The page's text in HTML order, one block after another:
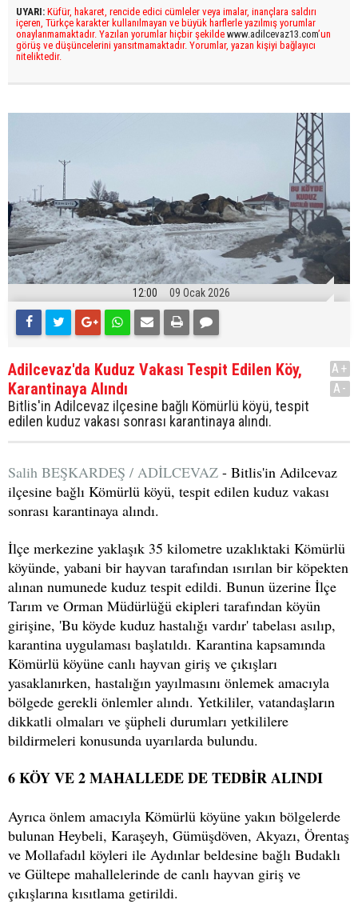
UYARI: Küfür, hakaret, rencide edici cümleler veya imalar, inançlara saldırı
içeren, Türkçe karakter kullanılmayan ve büyük harflerle yazılmış yorumlar
onaylanmamaktadır. Yazılan yorumlar hiçbir şekilde www.adilcevaz13.com’un
görüş ve düşüncelerini yansıtmamaktadır. Yorumlar, yazan kişiyi bağlayıcı
niteliktedir.
12:00 09 Ocak 2026
Adilcevaz'da Kuduz Vakası Tespit Edilen Köy,
Karantinaya Alındı
Bitlis'in Adilcevaz ilçesine bağlı Kömürlü köyü, tespit
edilen kuduz vakası sonrası karantinaya alındı.
A+
A-
Salih BEŞKARDEŞ / ADİLCEVAZ - Bitlis'in Adilcevaz
ilçesine bağlı Kömürlü köyü, tespit edilen kuduz vakası
sonrası karantinaya alındı.
İlçe merkezine yaklaşık 35 kilometre uzaklıktaki Kömürlü
köyünde, yabani bir hayvan tarafından ısırılan bir köpekten
alınan numunede kuduz tespit edildi. Bunun üzerine İlçe
Tarım ve Orman Müdürlüğü ekipleri tarafından köyün
girişine, 'Bu köyde kuduz hastalığı vardır' tabelası asılıp,
karantina uygulaması başlatıldı. Karantina kapsamında
Kömürlü köyüne canlı hayvan giriş ve çıkışları
yasaklanırken, hastalığın yayılmasını önlemek amacıyla
bölgede gerekli önlemler alındı. Yetkililer, vatandaşların
dikkatli olmaları ve şüpheli durumları yetkililere
bildirmeleri konusunda uyarılarda bulundu.
6 KÖY VE 2 MAHALLEDE DE TEDBİR ALINDI
Ayrıca önlem amacıyla Kömürlü köyüne yakın bölgelerde
bulunan Heybeli, Karaşeyh, Gümüşdöven, Akyazı, Örentaş
ve Mollafadıl köyleri ile Aydınlar beldesine bağlı Budaklı
ve Gültepe mahallelerinde de canlı hayvan giriş ve
çıkışlarına kısıtlama getirildi.